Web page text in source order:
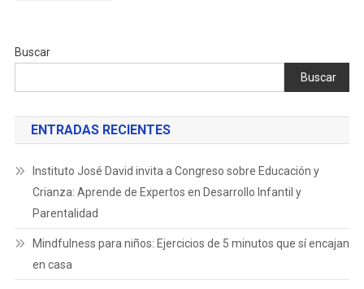
Buscar
Buscar
ENTRADAS RECIENTES
Instituto José David invita a Congreso sobre Educación y
Crianza: Aprende de Expertos en Desarrollo Infantil y
Parentalidad
Mindfulness para niños: Ejercicios de 5 minutos que sí encajan
en casa